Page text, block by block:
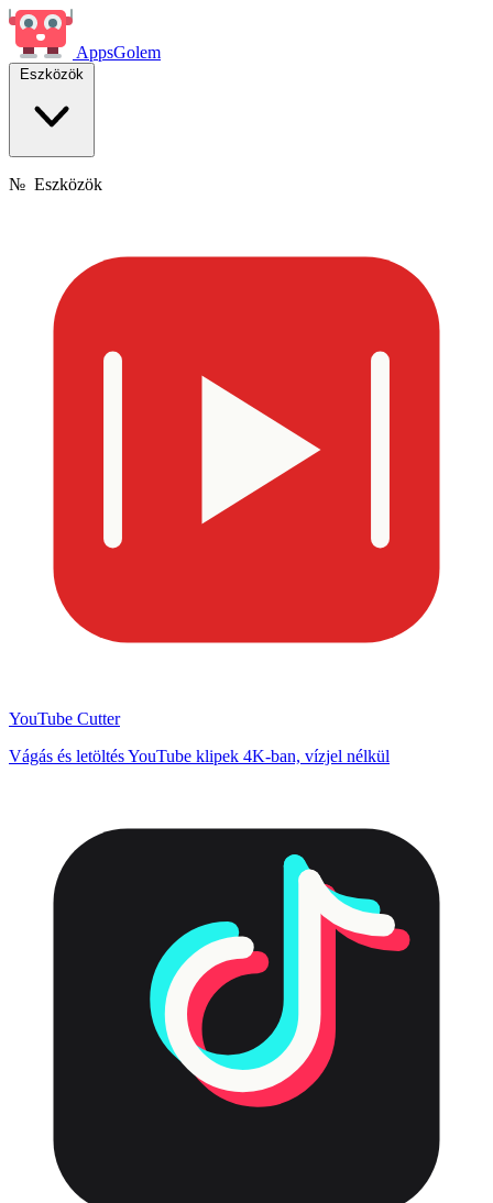
AppsGolem
Eszközök
№ Eszközök
YouTube Cutter
Vágás és letöltés YouTube klipek 4K-ban, vízjel nélkül